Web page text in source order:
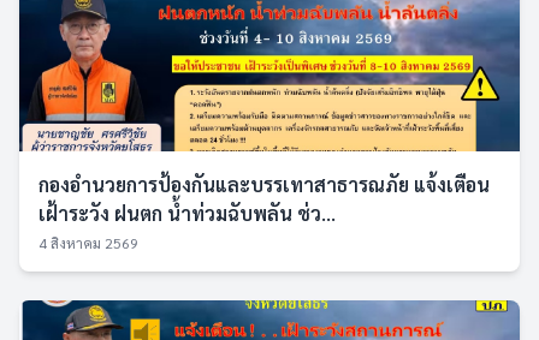
กองอำนวยการป้องกันและบรรเทาสาธารณภัย แจ้งเตือน
เฝ้าระวัง ฝนตก น้ำท่วมฉับพลัน ช่ว...
4 สิงหาคม 2569